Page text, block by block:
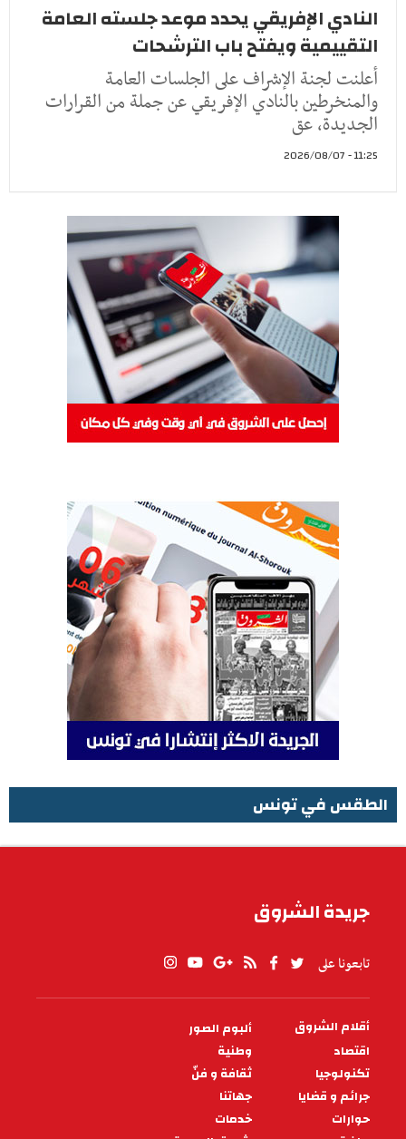
النادي الإفريقي يحدد موعد جلسته العامة
التقييمية ويفتح باب الترشحات
أعلنت لجنة الإشراف على الجلسات العامة
والمنخرطين بالنادي الإفريقي عن جملة من القرارات
الجديدة، عق
11:25 - 2026/08/07
الطقس في تونس
جريدة الشروق
تابعونا على
PIED
DE
PAGE
أقلام الشروق
ألبوم الصور
اقتصاد
وطنية
تكنولوجيا
ثقافة و فنّ
جرائم و قضايا
جهاتنا
حوارات
خدمات